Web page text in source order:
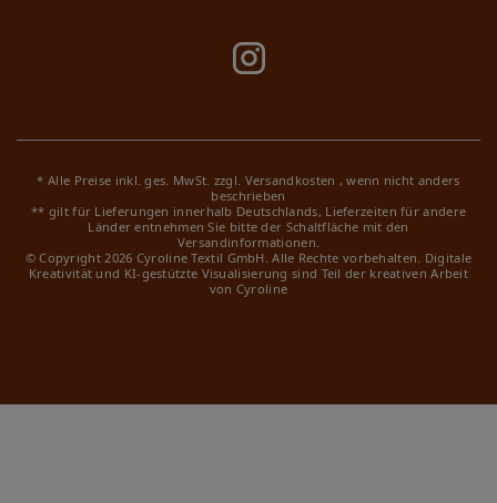
* Alle Preise inkl. ges. MwSt. zzgl. Versandkosten , wenn nicht anders
beschrieben
** gilt für Lieferungen innerhalb Deutschlands, Lieferzeiten für andere
Länder entnehmen Sie bitte der Schaltfläche mit den
Versandinformationen.
© Copyright 2026 Cyroline Textil GmbH. Alle Rechte vorbehalten. Digitale
Kreativität und KI-gestützte Visualisierung sind Teil der kreativen Arbeit
von Cyroline